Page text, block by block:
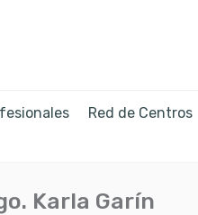
Red de Centros
Karla Garín